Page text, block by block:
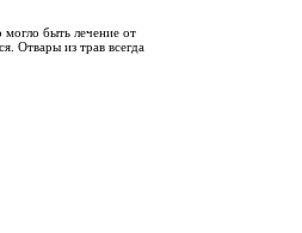
быть лечение от
Отвары из трав всегда